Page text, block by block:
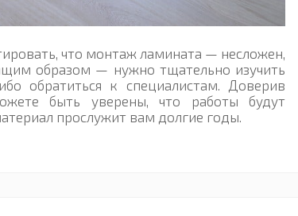
что монтаж ламината — несложен,
образом — нужно тщательно изучить
обратиться к специалистам. Доверив
быть уверены, что работы будут
прослужит вам долгие годы.